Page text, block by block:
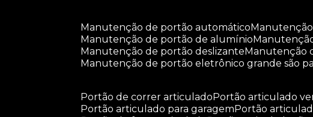
manutenção de portão automático
manutenção de portão de alumínio
manutenção de portão deslizante
manutenção de portão eletrônico grande são
portão de correr articulado
portão articulado
portão articulado para garagem
portão